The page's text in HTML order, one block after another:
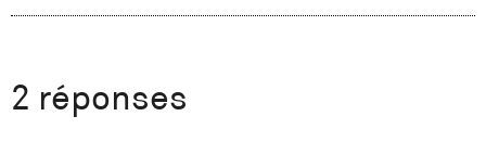
2 réponses